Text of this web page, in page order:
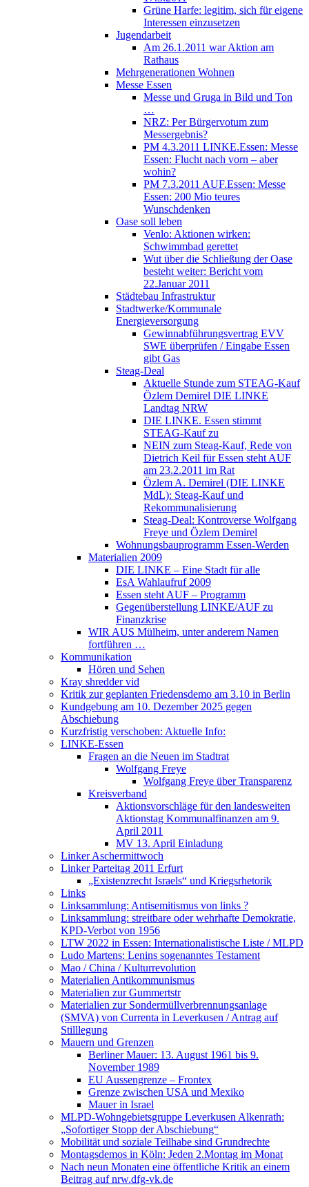
Grüne Harfe: legitim, sich für eigene
Interessen einzusetzen
Jugendarbeit
Am 26.1.2011 war Aktion am
Rathaus
Mehrgenerationen Wohnen
Messe Essen
Messe und Gruga in Bild und Ton
…
NRZ: Per Bürgervotum zum
Messergebnis?
PM 4.3.2011 LINKE.Essen: Messe
Essen: Flucht nach vorn – aber
wohin?
PM 7.3.2011 AUF.Essen: Messe
Essen: 200 Mio teures
Wunschdenken
Oase soll leben
Venlo: Aktionen wirken:
Schwimmbad gerettet
Wut über die Schließung der Oase
besteht weiter: Bericht vom
22.Januar 2011
Städtebau Infrastruktur
Stadtwerke/Kommunale
Energieversorgung
Gewinnabführungsvertrag EVV
SWE überprüfen / Eingabe Essen
gibt Gas
Steag-Deal
Aktuelle Stunde zum STEAG-Kauf
Özlem Demirel DIE LINKE
Landtag NRW
DIE LINKE. Essen stimmt
STEAG-Kauf zu
NEIN zum Steag-Kauf, Rede von
Dietrich Keil für Essen steht AUF
am 23.2.2011 im Rat
Özlem A. Demirel (DIE LINKE
MdL): Steag-Kauf und
Rekommunalisierung
Steag-Deal: Kontroverse Wolfgang
Freye und Özlem Demirel
Wohnungsbauprogramm Essen-Werden
Materialien 2009
DIE LINKE – Eine Stadt für alle
EsA Wahlaufruf 2009
Essen steht AUF – Programm
Gegenüberstellung LINKE/AUF zu
Finanzkrise
WIR AUS Mülheim, unter anderem Namen
fortführen …
Kommunikation
Hören und Sehen
Kray shredder vid
Kritik zur geplanten Friedensdemo am 3.10 in Berlin
Kundgebung am 10. Dezember 2025 gegen
Abschiebung
Kurzfristig verschoben: Aktuelle Info:
LINKE-Essen
Fragen an die Neuen im Stadtrat
Wolfgang Freye
Wolfgang Freye über Transparenz
Kreisverband
Aktionsvorschläge für den landesweiten
Aktionstag Kommunalfinanzen am 9.
April 2011
MV 13. April Einladung
Linker Aschermittwoch
Linker Parteitag 2011 Erfurt
„Existenzrecht Israels“ und Kriegsrhetorik
Links
Linksammlung: Antisemitismus von links ?
Linksammlung: streitbare oder wehrhafte Demokratie,
KPD-Verbot von 1956
LTW 2022 in Essen: Internationalistische Liste / MLPD
Ludo Martens: Lenins sogenanntes Testament
Mao / China / Kulturrevolution
Materialien Antikommunismus
Materialien zur Gummertstr
Materialien zur Sondermüllverbrennungsanlage
(SMVA) von Currenta in Leverkusen / Antrag auf
Stilllegung
Mauern und Grenzen
Berliner Mauer: 13. August 1961 bis 9.
November 1989
EU Aussengrenze – Frontex
Grenze zwischen USA und Mexiko
Mauer in Israel
MLPD-Wohngebietsgruppe Leverkusen Alkenrath:
„Sofortiger Stopp der Abschiebung“
Mobilität und soziale Teilhabe sind Grundrechte
Montagsdemos in Köln: Jeden 2.Montag im Monat
Nach neun Monaten eine öffentliche Kritik an einem
Beitrag auf nrw.dfg-vk.de